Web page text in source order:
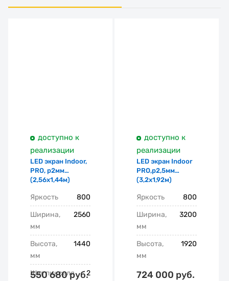
доступно к
реализации
LED экран Indoor,
PRO, p2мм
(2,56х1,44м)
Яркость
800
Ширина,
мм
2560
Высота,
мм
1440
Шаг пикселя 2
550 680 руб.
доступно к
реализации
LED экран Indoor
PRO,p2,5мм
(3,2х1,92м)
Яркость
800
Ширина,
мм
3200
Высота,
мм
1920
724 000 руб.